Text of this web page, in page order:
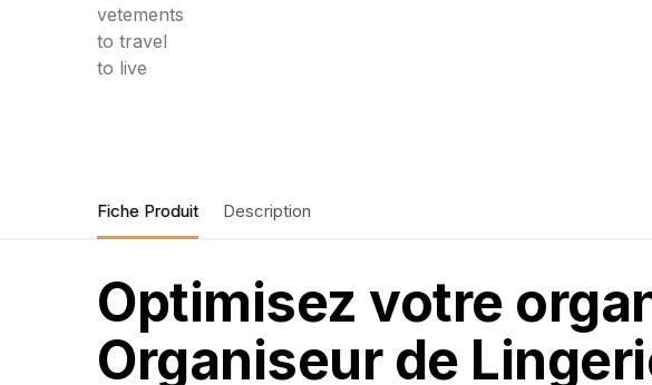
Fiche Produit Description
Optimisez votre
Organiseur de